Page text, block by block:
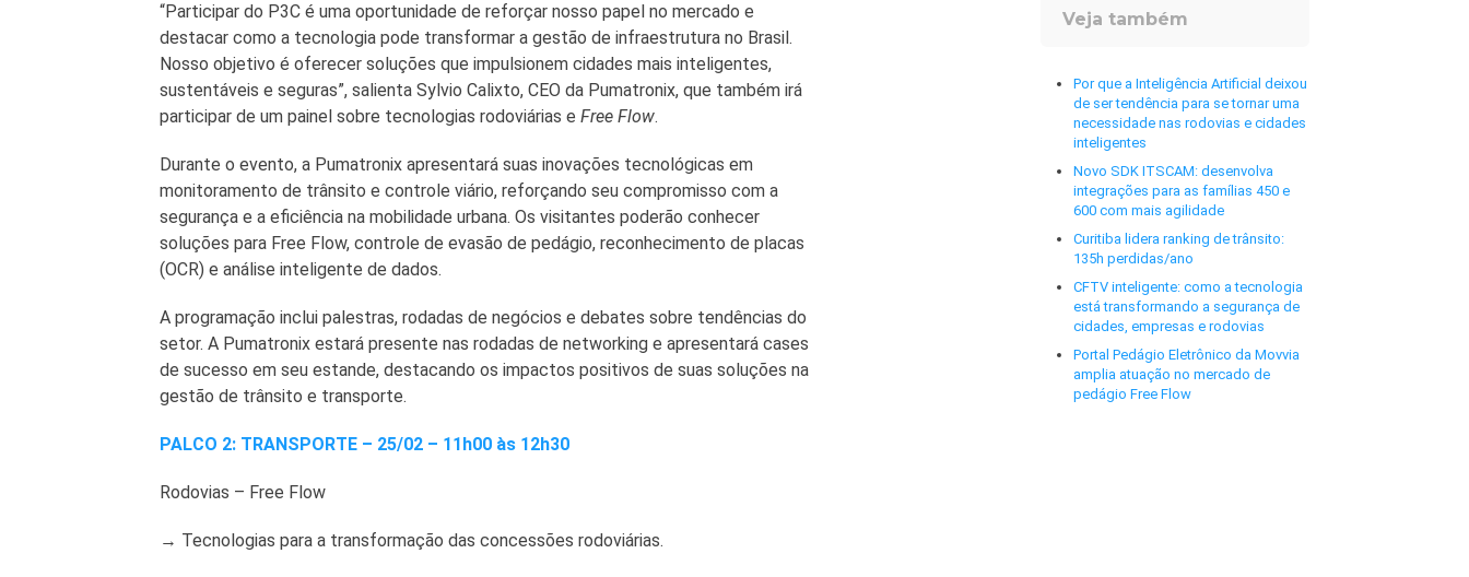
“Participar do P3C é uma oportunidade de reforçar nosso papel no mercado e
destacar como a tecnologia pode transformar a gestão de infraestrutura no Brasil.
Nosso objetivo é oferecer soluções que impulsionem cidades mais inteligentes,
sustentáveis e seguras”, salienta Sylvio Calixto, CEO da Pumatronix, que também irá
participar de um painel sobre tecnologias rodoviárias e Free Flow.
Durante o evento, a Pumatronix apresentará suas inovações tecnológicas em
monitoramento de trânsito e controle viário, reforçando seu compromisso com a
segurança e a eficiência na mobilidade urbana. Os visitantes poderão conhecer
soluções para Free Flow, controle de evasão de pedágio, reconhecimento de placas
(OCR) e análise inteligente de dados.
A programação inclui palestras, rodadas de negócios e debates sobre tendências do
setor. A Pumatronix estará presente nas rodadas de networking e apresentará cases
de sucesso em seu estande, destacando os impactos positivos de suas soluções na
gestão de trânsito e transporte.
PALCO 2: TRANSPORTE – 25/02 – 11h00 às 12h30
Rodovias – Free Flow
→ Tecnologias para a transformação das concessões rodoviárias.
Veja também
Por que a Inteligência Artificial deixou
de ser tendência para se tornar uma
necessidade nas rodovias e cidades
inteligentes
Novo SDK ITSCAM: desenvolva
integrações para as famílias 450 e
600 com mais agilidade
Curitiba lidera ranking de trânsito:
135h perdidas/ano
CFTV inteligente: como a tecnologia
está transformando a segurança de
cidades, empresas e rodovias
Portal Pedágio Eletrônico da Movvia
amplia atuação no mercado de
pedágio Free Flow